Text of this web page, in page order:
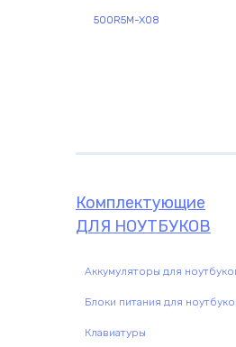
500R5M-X08
Комплектующие
ДЛЯ НОУТБУКОВ
Аккумуляторы для
Блоки питания для
Клавиатуры